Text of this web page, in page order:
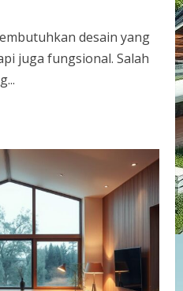
desain yang
juga fungsional. Salah